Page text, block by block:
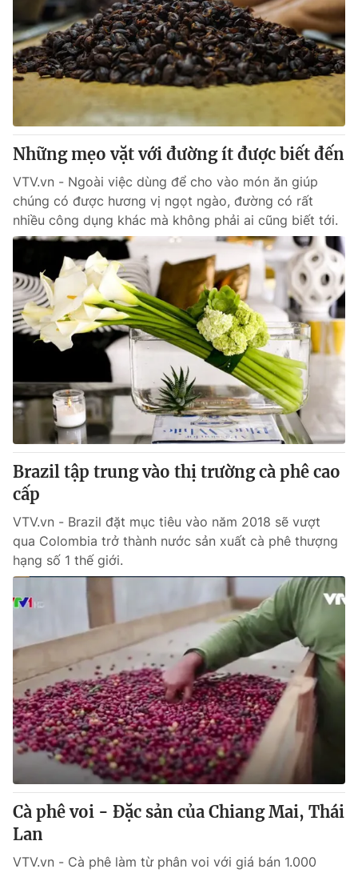
Những mẹo vặt với đường ít được biết đến
VTV.vn - Ngoài việc dùng để cho vào món ăn giúp
chúng có được hương vị ngọt ngào, đường có rất
nhiều công dụng khác mà không phải ai cũng biết tới.
Brazil tập trung vào thị trường cà phê cao
cấp
VTV.vn - Brazil đặt mục tiêu vào năm 2018 sẽ vượt
qua Colombia trở thành nước sản xuất cà phê thượng
hạng số 1 thế giới.
Cà phê voi - Đặc sản của Chiang Mai, Thái
Lan
VTV.vn - Cà phê làm từ phân voi với giá bán 1.000